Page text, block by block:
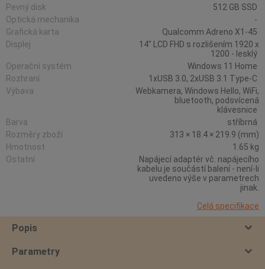
Pevný disk
512 GB SSD
Optická mechanika
-
Grafická karta
Qualcomm Adreno X1-45
Displej
14" LCD FHD s rozlišením 1920 x
1200 - lesklý
Operační systém
Windows 11 Home
Rozhraní
1xUSB 3.0, 2xUSB 3.1 Type-C
Výbava
Webkamera, Windows Hello, WiFi,
bluetooth, podsvícená
klávesnice
Barva
stříbrná
Rozměry zboží
313 × 18.4 × 219.9 (mm)
Hmotnost
1.65 kg
Ostatní
Napájecí adaptér vč. napájecího
kabelu je součástí balení - není-li
uvedeno výše v parametrech
jinak.
Celá specifikace
Popis
Parametry